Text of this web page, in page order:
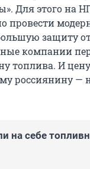
Для этого на
провести
защиту
компании
топлива. И
россиянину —
на себе